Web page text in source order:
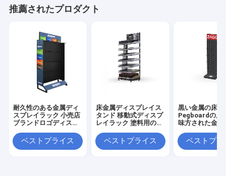
推薦されたプロダクト
耐久性のある金属ディ
スプレイラック 小売店
ブランドロゴディスプ
ベストプライス
床金属ディスプレイス
タンド 移動式ディスプ
レイラック 塗料用の4
ベストプライス
黒い金属の床の
Pegboardの店
味方された金属
ベストプラ